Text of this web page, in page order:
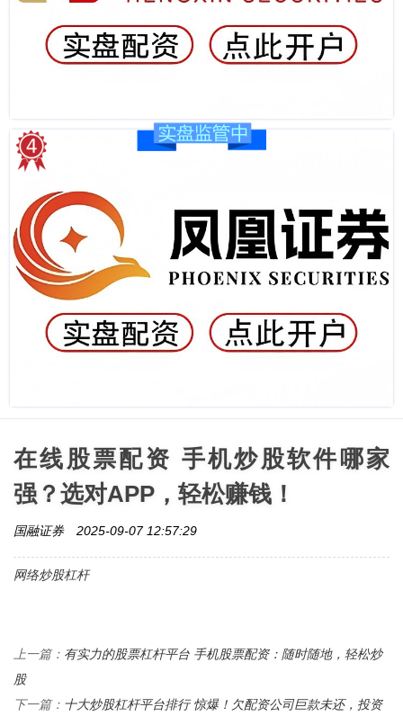
在线股票配资 手机炒股软件哪家
强？选对APP，轻松赚钱！
国融证券 2025-09-07 12:57:29
网络炒股杠杆
上一篇： 有实力的股票杠杆平台 手机股票配资：随时随地，轻松炒
股
下一篇： 十大炒股杠杆平台排行 惊爆！欠配资公司巨款未还，投资